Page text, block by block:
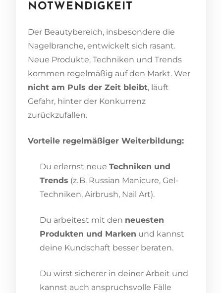
NOTWENDIGKEIT
Der Beautybereich, insbesondere die
Nagelbranche, entwickelt sich rasant.
Neue Produkte, Techniken und Trends
kommen regelmäßig auf den Markt. Wer
nicht am Puls der Zeit bleibt, läuft
Gefahr, hinter der Konkurrenz
zurückzufallen.
Vorteile regelmäßiger Weiterbildung:
Du erlernst neue Techniken und
Trends (z. B. Russian Manicure, Gel-
Techniken, Airbrush, Nail Art).
Du arbeitest mit den neuesten
Produkten und Marken und kannst
deine Kundschaft besser beraten.
Du wirst sicherer in deiner Arbeit und
kannst auch anspruchsvolle Fälle